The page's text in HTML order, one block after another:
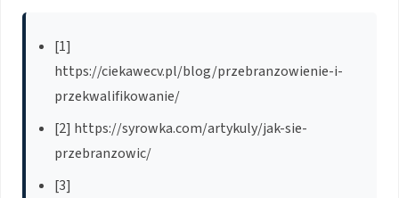
[1]
https://ciekawecv.pl/blog/przebranzowienie-i-
przekwalifikowanie/
[2] https://syrowka.com/artykuly/jak-sie-
przebranzowic/
[3]